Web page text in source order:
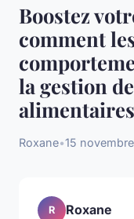
Boostez
comment
la gestion
Roxane•15
R Roxane